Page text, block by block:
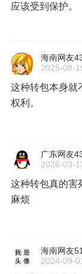
应该受到保护。
海南网友
2025-08-
这种转包本身就
权利。
广东网友
2026-03-
这种转包真的害
麻烦
海南网友
2024-09-